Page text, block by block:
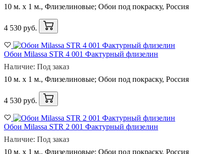
10 м. x 1 м., Флизелиновые; Обои под покраску, Россия
4 530 руб.
Обои Milassa STR 4 001 Фактурный флизелин
Наличие: Под заказ
10 м. x 1 м., Флизелиновые; Обои под покраску, Россия
4 530 руб.
Обои Milassa STR 2 001 Фактурный флизелин
Наличие: Под заказ
10 м. x 1 м., Флизелиновые; Обои под покраску, Россия